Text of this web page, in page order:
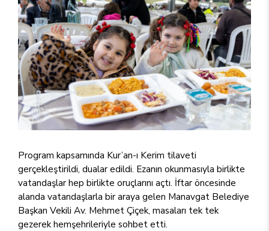
Program kapsamında Kur’an-ı Kerim tilaveti
gerçekleştirildi, dualar edildi. Ezanın okunmasıyla birlikte
vatandaşlar hep birlikte oruçlarını açtı. İftar öncesinde
alanda vatandaşlarla bir araya gelen Manavgat Belediye
Başkan Vekili Av. Mehmet Çiçek, masaları tek tek
gezerek hemşehrileriyle sohbet etti.